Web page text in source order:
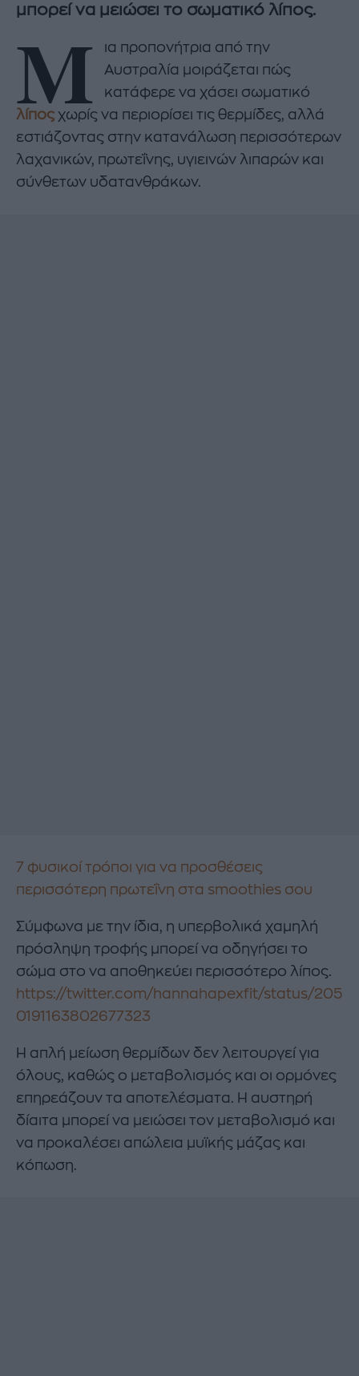
μπορεί να μειώσει το σωματικό λίπος.
Μ
ια προπονήτρια από την
Αυστραλία μοιράζεται πώς
κατάφερε να χάσει σωματικό
λίπος χωρίς να περιορίσει τις θερμίδες, αλλά
εστιάζοντας στην κατανάλωση περισσότερων
λαχανικών, πρωτεΐνης, υγιεινών λιπαρών και
σύνθετων υδατανθράκων.
7 φυσικοί τρόποι για να προσθέσεις
περισσότερη πρωτεΐνη στα smoothies σου
Σύμφωνα με την ίδια, η υπερβολικά χαμηλή
πρόσληψη τροφής μπορεί να οδηγήσει το
σώμα στο να αποθηκεύει περισσότερο λίπος.
https://twitter.com/hannahapexfit/status/205
0191163802677323
Η απλή μείωση θερμίδων δεν λειτουργεί για
όλους, καθώς ο μεταβολισμός και οι ορμόνες
επηρεάζουν τα αποτελέσματα. Η αυστηρή
δίαιτα μπορεί να μειώσει τον μεταβολισμό και
να προκαλέσει απώλεια μυϊκής μάζας και
κόπωση.